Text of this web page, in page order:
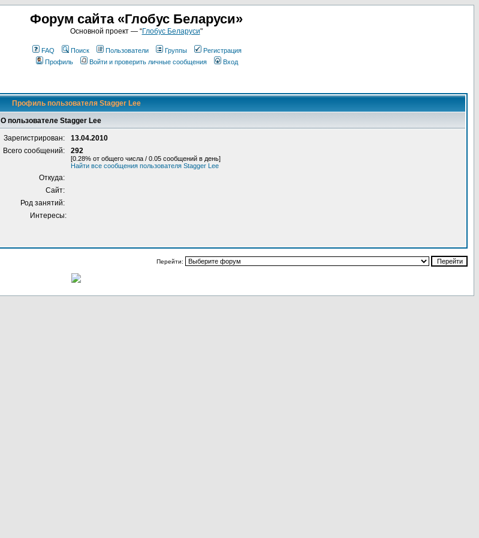
Форум сайта «Глобус Беларуси»
Основной проект — “Глобус Беларуси"
FAQ Поиск Пользователи Группы
Регистрация
Профиль
Войти и проверить личные сообщения Вход
Профиль пользователя Stagger Lee
О пользователе Stagger Lee
Зарегистрирован:
13.04.2010
Всего сообщений:
292
[0.28% от общего числа / 0.05 сообщений в день]
Найти все сообщения пользователя Stagger Lee
Откуда:
Сайт:
Род занятий:
Интересы:
Перейти: